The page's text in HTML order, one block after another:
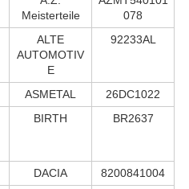
Meisterteile
078
ALTE
AUTOMOTIV
E
92233AL
ASMETAL
26DC1022
BIRTH BR2637
DACIA
8200841004